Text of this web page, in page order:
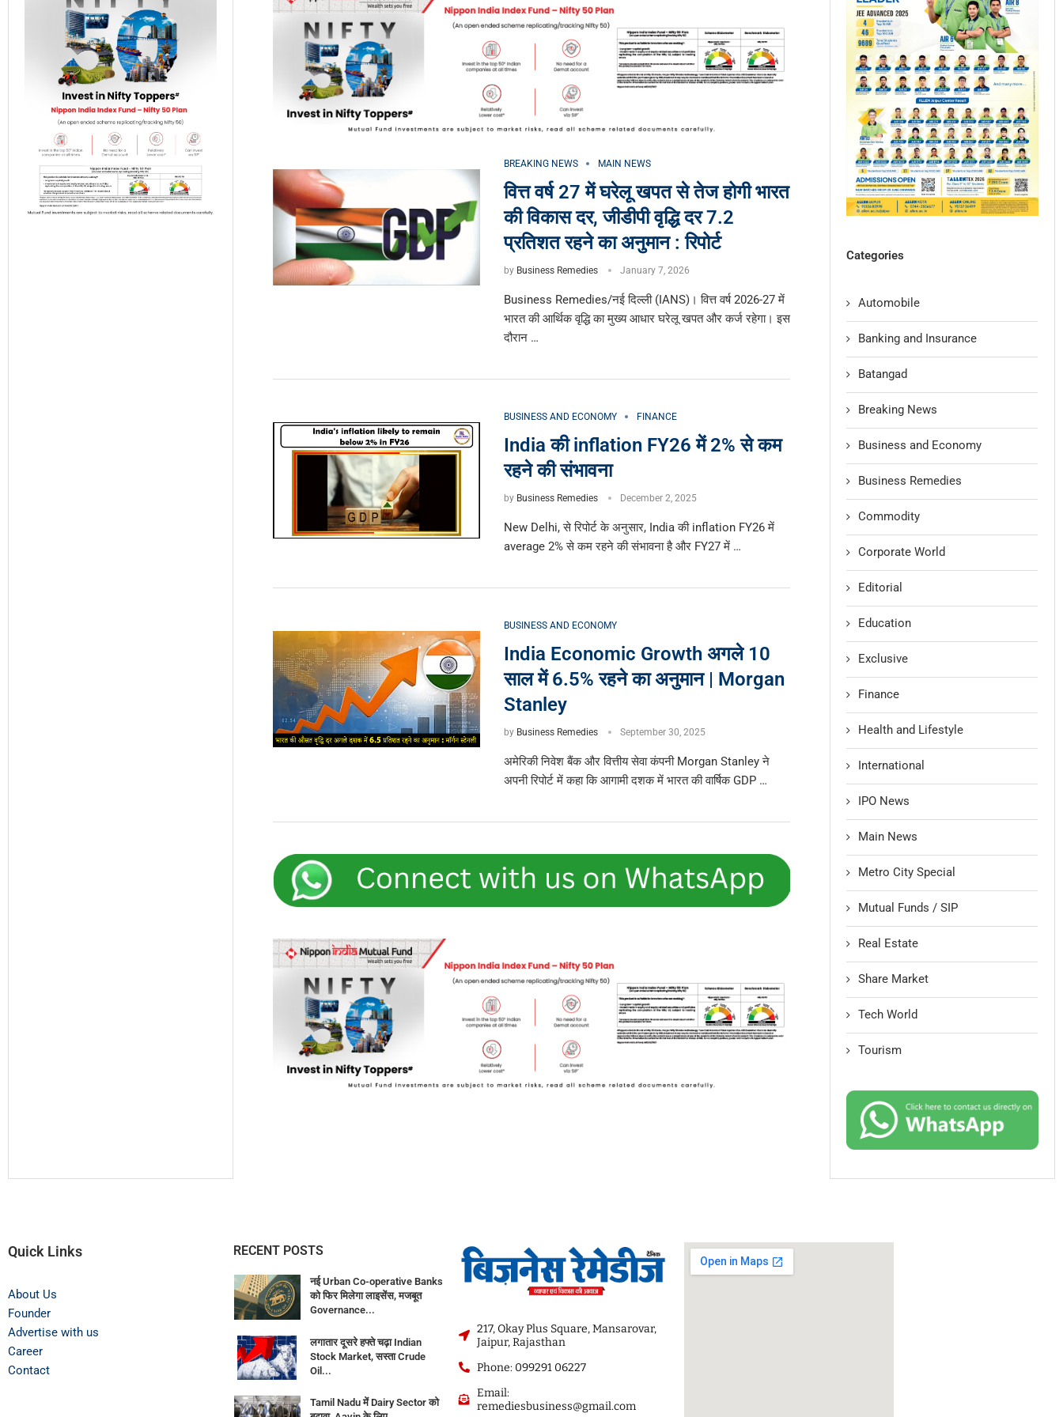
BREAKING NEWS MAIN NEWS
वित्त वर्ष 27 में घरेलू खपत से तेज होगी भारत
की विकास दर, जीडीपी वृद्धि दर 7.2
प्रतिशत रहने का अनुमान : रिपोर्ट
by Business Remedies January 7, 2026
Business Remedies/नई दिल्ली (IANS)। वित्त वर्ष 2026-27 में
भारत की आर्थिक वृद्धि का मुख्य आधार घरेलू खपत और कर्ज रहेगा। इस
दौरान …
BUSINESS AND ECONOMY FINANCE
India की inflation FY26 में 2% से कम
रहने की संभावना
by Business Remedies December 2, 2025
New Delhi, से रिपोर्ट के अनुसार, India की inflation FY26 में
average 2% से कम रहने की संभावना है और FY27 में …
BUSINESS AND ECONOMY
India Economic Growth अगले 10
साल में 6.5% रहने का अनुमान | Morgan
Stanley
by Business Remedies September 30, 2025
अमेरिकी निवेश बैंक और वित्तीय सेवा कंपनी Morgan Stanley ने
अपनी रिपोर्ट में कहा कि आगामी दशक में भारत की वार्षिक GDP …
Categories
Automobile
Banking and Insurance
Batangad
Breaking News
Business and Economy
Business Remedies
Commodity
Corporate World
Editorial
Education
Exclusive
Finance
Health and Lifestyle
International
IPO News
Main News
Metro City Special
Mutual Funds / SIP
Real Estate
Share Market
Tech World
Tourism
Quick Links
About Us
Founder
Advertise with us
Career
Contact
RECENT POSTS
नई Urban Co-operative Banks
को फिर मिलेगा लाइसेंस, मजबूत
Governance...
लगातार दूसरे हफ्ते चढ़ा Indian
Stock Market, सस्ता Crude
Oil...
Tamil Nadu में Dairy Sector को
217, Okay Plus Square, Mansarovar,
Jaipur, Rajasthan
Phone: 099291 06227
Email:
remediesbusiness@gmail.com